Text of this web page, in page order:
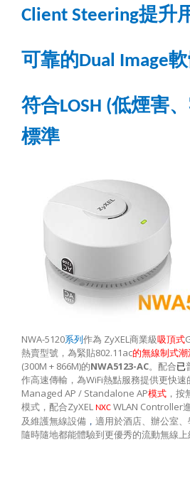
Client Steering提升
可靠的Dual Image
符合LOSH (低煙害
標準
NWA-5120系列作為 ZyXEL商業級吸頂式
熱賣型號，為緊貼802.11ac的無線制式潮
(300M + 866M)的NWA5123-AC。配合已
作高速傳輸，為WiFi熱點服務提供更快速
Managed AP / Standalone AP模式 ，
模式，配合ZyXEL NXC WLAN Controller
及維護無線設備 ， 適用於酒店、辦公室
隨時隨地都能體驗到更優秀的流動無線上